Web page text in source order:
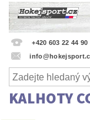
+420 603 22 44 90
KALHOTY